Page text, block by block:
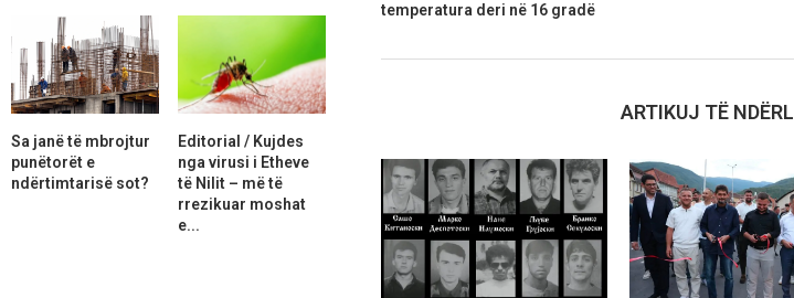
temperatura deri në 16 gradë
ARTIKUJ TË
Sa janë të mbrojtur
punëtorët e
ndërtimtarisë sot?
Editorial / Kujdes
nga virusi i Etheve
të Nilit – më të
rrezikuar moshat
e...